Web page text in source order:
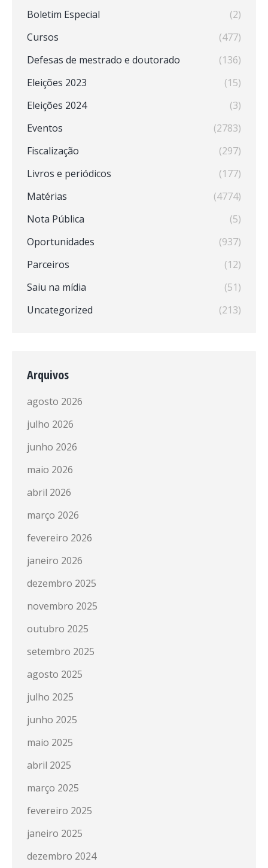
Boletim Especial
(2)
Cursos
(477)
Defesas de mestrado e doutorado
(136)
Eleições 2023
(15)
Eleições 2024
(3)
Eventos
(2783)
Fiscalização
(297)
Livros e periódicos
(177)
Matérias
(4774)
Nota Pública
(5)
Oportunidades
(937)
Parceiros
(12)
Saiu na mídia
(51)
Uncategorized
(213)
Arquivos
agosto 2026
julho 2026
junho 2026
maio 2026
abril 2026
março 2026
fevereiro 2026
janeiro 2026
dezembro 2025
novembro 2025
outubro 2025
setembro 2025
agosto 2025
julho 2025
junho 2025
maio 2025
abril 2025
março 2025
fevereiro 2025
janeiro 2025
dezembro 2024